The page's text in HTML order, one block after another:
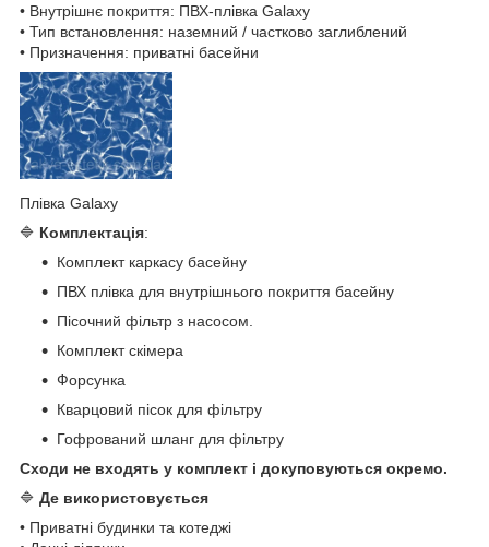
• Внутрішнє покриття: ПВХ-плівка Galaxy
• Тип встановлення: наземний / частково заглиблений
• Призначення: приватні басейни
Плівка Galaxy
🔷 Комплектація:
Комплект каркасу басейну
ПВХ плівка для внутрішнього покриття басейну
Пісочний фільтр з насосом.
Комплект скімера
Форсунка
Кварцовий пісок для фільтру
Гофрований шланг для фільтру
Сходи не входять у комплект і докуповуються окремо.
🔷 Де використовується
• Приватні будинки та котеджі